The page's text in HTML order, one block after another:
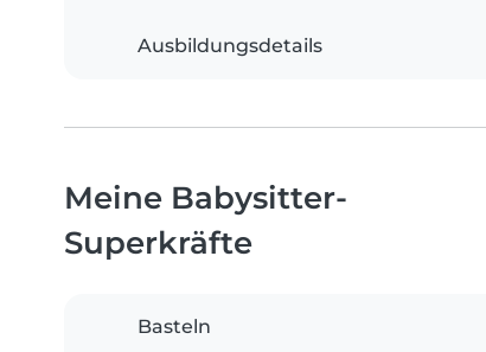
Ausbildungsdetails
Meine Babysitter-
Superkräfte
Basteln